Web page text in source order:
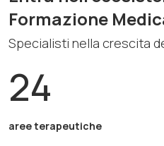
Formazione
Specialisti nella crescita
24
aree terapeutiche